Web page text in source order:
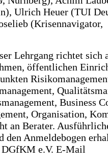
Ulrich Heuer (TUI
(Krisennavigator,
Lehrgang richtet sich
öffentlichen
Business
Organisation,
an Berater.
Anmeldebogen
DGfKM e.V. E-Mail